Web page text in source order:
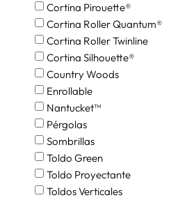
Cortina Pirouette®
Cortina Roller Quantum®
Cortina Roller Twinline
Cortina Silhouette®
Country Woods
Enrollable
Nantucket™
Pérgolas
Sombrillas
Toldo Green
Toldo Proyectante
Toldos Verticales